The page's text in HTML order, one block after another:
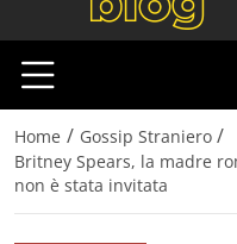
Home / Gossip Straniero /
Britney Spears, la madre
non è stata invitata